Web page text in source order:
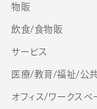
物販
飲食/食物販
サービス
医療/教育/福祉/公
オフィス/ワークスペ